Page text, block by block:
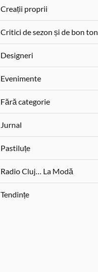
Creații proprii
Critici de sezon și de bon ton
Designeri
Evenimente
Fără categorie
Jurnal
Pastiluțe
Radio Cluj… La Modă
Tendințe